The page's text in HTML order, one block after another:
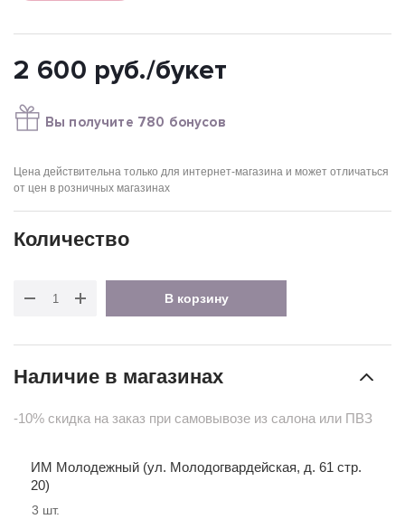
2 600 руб./букет
Вы получите 780 бонусов
Цена действительна только для интернет-магазина и может отличаться
от цен в розничных магазинах
Количество
В корзину
Наличие в магазинах
-10% скидка на заказ при самовывозе из салона или ПВЗ
ИМ Молодежный (ул. Молодогвардейская, д. 61 стр.
20)
3 шт.